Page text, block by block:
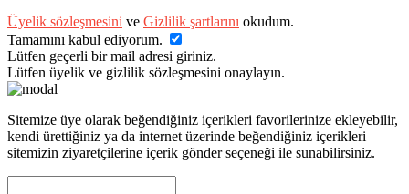
Üyelik sözleşmesini ve Gizlilik şartlarını okudum.
Tamamını kabul ediyorum.
Lütfen geçerli bir mail adresi giriniz.
Lütfen üyelik ve gizlilik sözleşmesini onaylayın.
Sitemize üye olarak beğendiğiniz içerikleri favorilerinize ekleyebilir,
kendi ürettiğiniz ya da internet üzerinde beğendiğiniz içerikleri
sitemizin ziyaretçilerine içerik gönder seçeneği ile sunabilirsiniz.